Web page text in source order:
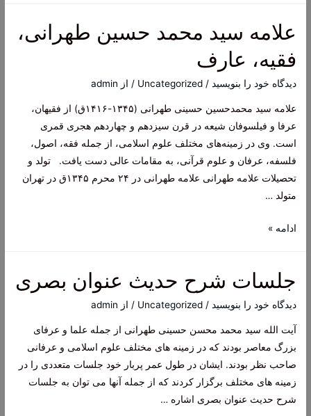
فیلسوف،
علامه سید محمد حسین طهرانی،
فقیه، عارف
دیدگاه‌ خود را بنویسید /
Uncategorized / از admin
علامه سید محمدحسین حسینی طهرانی (۱۳۴۵-۱۴۱۶ق) از فقیهان،
عرفا و فیلسوفان شیعه در قرن سیزدهم و چهاردهم هجری قمری
است. وی در زمینه‌های مختلف علوم اسلامی، از جمله فقه، اصول،
فلسفه، عرفان و علوم قرآنی، به مقامات عالی دست یافت. تولد و
تحصیلات علامه طهرانی علامه طهرانی در ۲۴ محرم ۱۳۴۵ق در تهران
متولد …
علامه
حسین
طهرانی،
عارف
ادامه »
جلسات شرح حدیث عنوان بصری
دیدگاه‌ خود را بنویسید /
Uncategorized / از admin
آیت الله سید محمد محسن حسینی طهرانی از جمله علما و عرفای
بزرگ معاصر بودند که در زمینه های مختلف علوم اسلامی و عرفانی
صاحب نظر بودند. ایشان در طول عمر پربار خود جلسات متعددی را در
زمینه های مختلف برگزار کردند که از جمله آنها می توان به جلسات
شرح حدیث عنوان بصری اشاره …